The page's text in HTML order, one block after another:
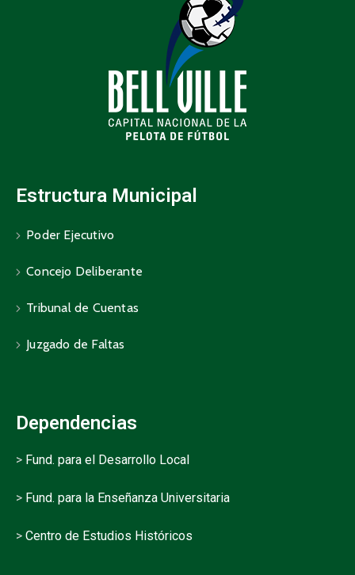
Estructura Municipal
Poder Ejecutivo
Concejo Deliberante
Tribunal de Cuentas
Juzgado de Faltas
Dependencias
> Fund. para el Desarrollo Local
> Fund. para la Enseñanza Universitaria
> Centro de Estudios Históricos